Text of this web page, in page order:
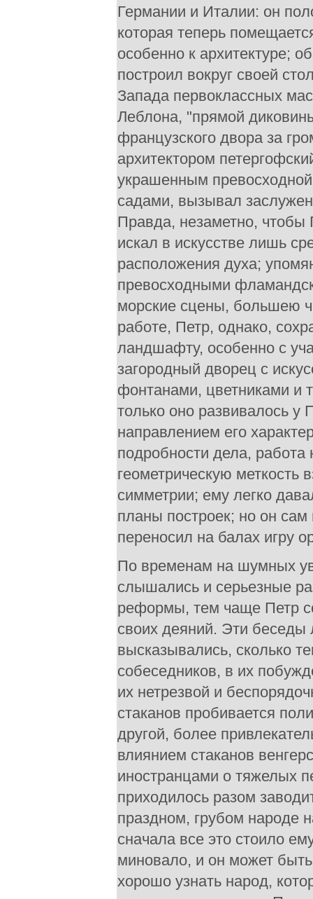
Германии и Италии: он
которая теперь
особенно к архитектуре;
построил вокруг своей
Запада первоклассных
Леблона, "прямой
французского двора за
архитектором
украшенным
садами, вызывал
Правда, незаметно, чтобы
искал в искусстве лишь
расположения духа;
превосходными
морские сцены, большею
работе, Петр, однако,
ландшафту, особенно с
загородный дворец с
фонтанами, цветниками и
только оно развивалось у
направлением его
подробности дела,
геометрическую меткость
симметрии; ему легко
планы построек; но он
переносил на балах игру
По временам на шумных
слышались и серьезные
реформы, тем чаще Петр
своих деяний. Эти беседы
высказывались, сколько
собеседников, в их
их нетрезвой и
стаканов пробивается
другой, более
влиянием стаканов
иностранцами о тяжелых
приходилось разом
праздном, грубом народе
сначала все это стоило
миновало, и он может
хорошо узнать народ,